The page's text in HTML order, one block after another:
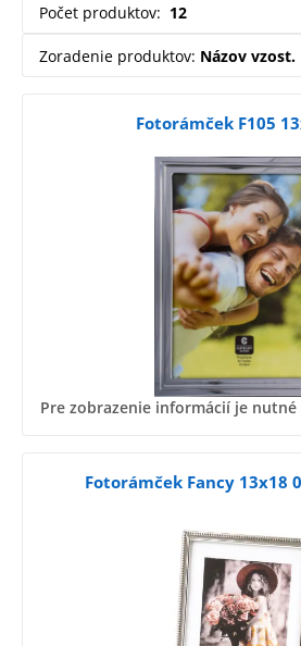
Počet produktov: 12
Zoradenie produktov: Názov vzost.
Fotorámček F105
Pre zobrazenie informácií je
Fotorámček Fancy 13x18